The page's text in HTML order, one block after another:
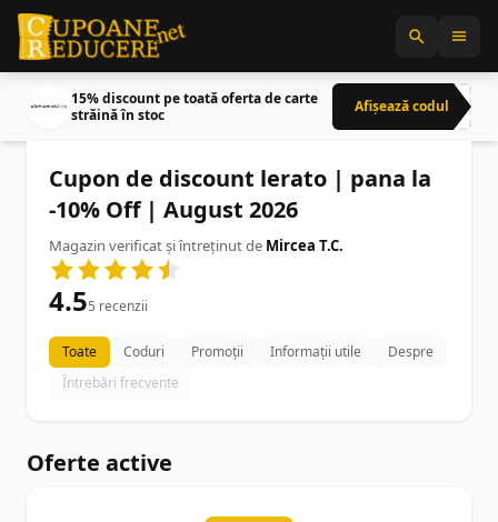
15% discount pe toată oferta de carte
străină în stoc
Afișează codulCRN
Cupon de discount lerato | pana la
-10% Off | August 2026
Magazin verificat și întreținut de Mircea T.C.
4.55 recenzii
Toate Coduri Promoții Informații utile
Despre
Întrebări frecvente
Oferte active